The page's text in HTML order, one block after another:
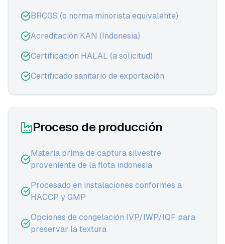
BRCGS (o norma minorista equivalente)
Acreditación KAN (Indonesia)
Certificación HALAL (a solicitud)
Certificado sanitario de exportación
Proceso de producción
Materia prima de captura silvestre
proveniente de la flota indonesia
Procesado en instalaciones conformes a
HACCP y GMP
Opciones de congelación IVP/IWP/IQF para
preservar la textura